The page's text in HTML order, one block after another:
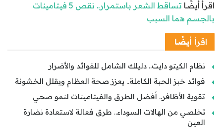
اقرأ أيضًا
تساقط الشعر باستمرار.. نقص 5 فيتامينات
بالجسم هما السبب
اقرأ أيضًا
نظام الكيتو دايت.. دليلك الشامل للفوائد والأضرار
فوائد خبز الحبة الكاملة.. يعزز صحة العظام ويقلل الخشونة
تقوية الأظافر.. أفضل الطرق والفيتامينات لنمو صحي
تخلصي من الهالات السوداء.. طرق فعالة لاستعادة نضارة
العين